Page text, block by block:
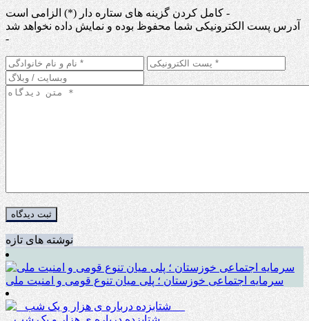
کامل کردن گزینه های ستاره دار (*) الزامی است -
آدرس پست الکترونیکی شما محفوظ بوده و نمایش داده نخواهد شد
-
نوشته های تازه
سرمایه اجتماعی خوزستان ؛ پلی میان تنوع قومی و امنیت ملی